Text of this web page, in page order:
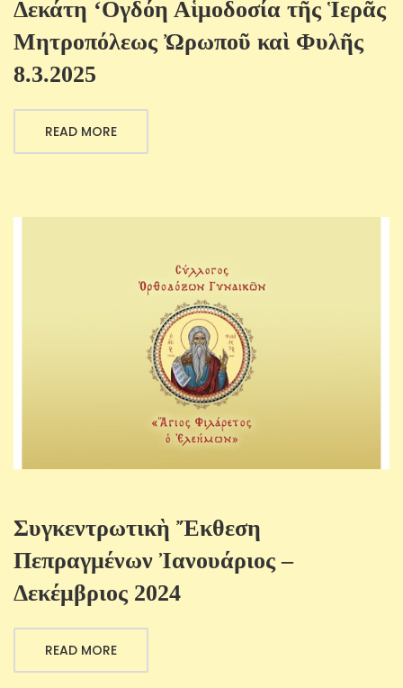
Δεκάτη ‘Ογδόη Αἱμοδοσία τῆς Ἱερᾶς
Μητροπόλεως Ὠρωποῦ καὶ Φυλῆς
8.3.2025
READ MORE
Συγκεντρωτικὴ Ἔκθεση
Πεπραγμένων Ἰανουάριος –
Δεκέμβριος 2024
READ MORE